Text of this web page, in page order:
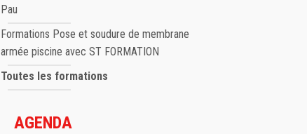
Pau
Formations Pose et soudure de membrane
armée piscine avec ST FORMATION
Toutes les formations
AGENDA